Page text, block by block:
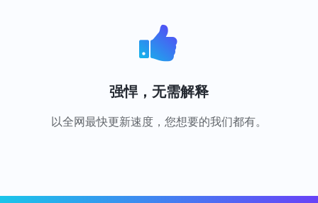
强悍，无需解释
以全网最快更新速度，您想要的我们都有。